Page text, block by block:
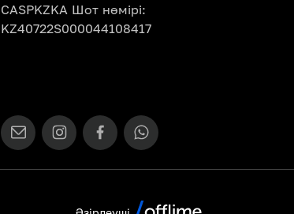
CASPKZKA Шот нөмірі:
KZ40722S000044108417